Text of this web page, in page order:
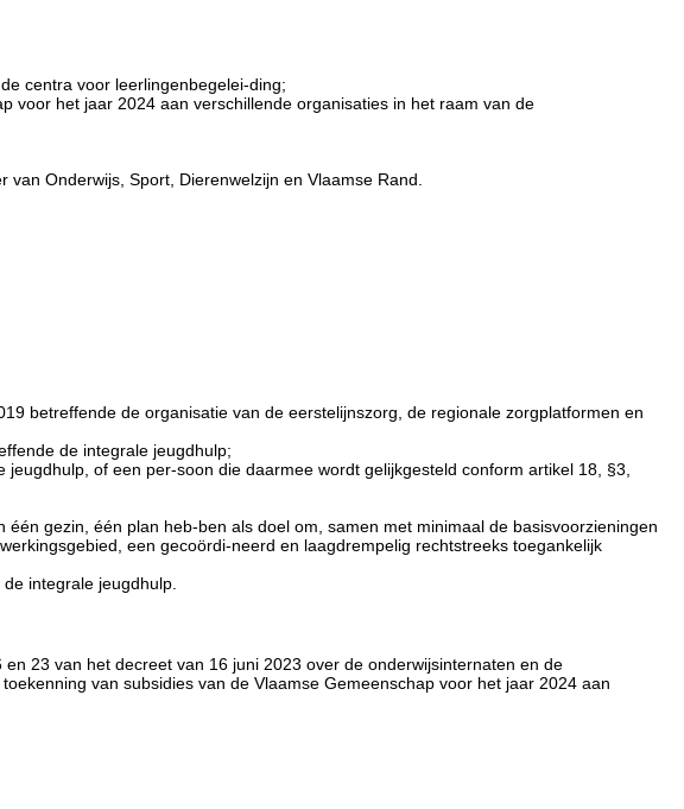
centra voor leerlingenbegelei-ding;
voor het jaar 2024 aan verschillende organisaties in het raam van de
Onderwijs, Sport, Dierenwelzijn en Vlaamse Rand.
betreffende de organisatie van de eerstelijnszorg, de regionale zorgplatformen en
de integrale jeugdhulp;
of een per-soon die daarmee wordt gelijkgesteld conform artikel 18, §3,
gezin, één plan heb-ben als doel om, samen met minimaal de basisvoorzieningen
een gecoördi-neerd en laagdrempelig rechtstreeks toegankelijk
integrale jeugdhulp.
23 van het decreet van 16 juni 2023 over de onderwijsinternaten en de
van subsidies van de Vlaamse Gemeenschap voor het jaar 2024 aan